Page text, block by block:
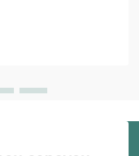
interakci mezi vaší
rozbalení…